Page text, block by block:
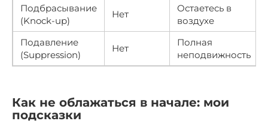
Подбрасывание
(Knock-up)
Нет
Остаетесь в
воздухе
Подавление
(Suppression)
Нет
Полная
неподвижность
Как не облажаться в начале: мои
подсказки